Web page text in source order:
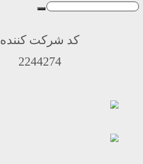
کد شرکت کننده
2244274